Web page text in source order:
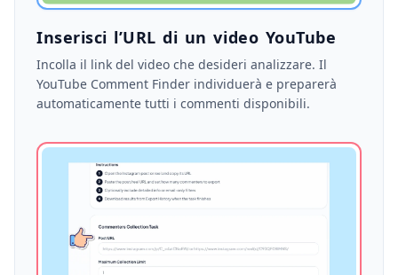
Inserisci l’URL di un video YouTube
Incolla il link del video che desideri analizzare. Il
YouTube Comment Finder individuerà e preparerà
automaticamente tutti i commenti disponibili.